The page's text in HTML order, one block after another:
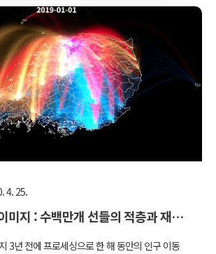
연결하는 과정을 설명한다. 간단히 말해 '지오코
정도가 되겠다. 형식적으로는 다음의 내용을 담..
제 전처리를 했으니 대쉬보드 형식으로 만들어
림의 형식 일단 이 글에 등장하게 될 그림들은
도부터 설명하자면, 지도에 솟아오른 막대 하나하
가리킨다. 막대의 높이는 실거래가에 비례하도록
하다. 저 그림에서는 푸른색 -> 붉은색 -> 노란색
. ..
4. 25.
미지 : 수백만개 선들의 적층과 재분
3년 전에 프로세싱으로 한 해 동안의 인구 이동